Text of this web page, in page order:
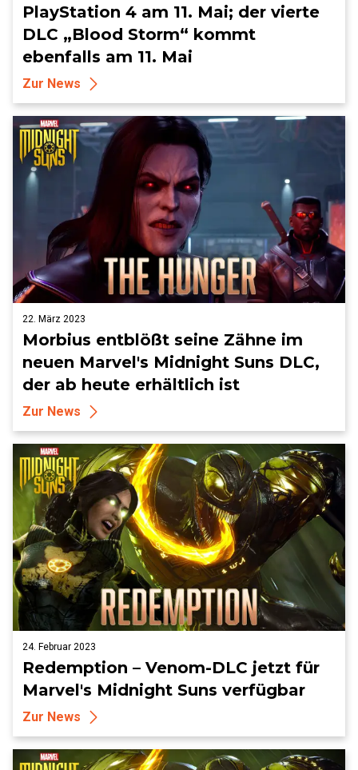
PlayStation 4 am 11. Mai; der vierte
DLC „Blood Storm“ kommt
ebenfalls am 11. Mai
Zur News
22. März 2023
Morbius entblößt seine Zähne im
neuen Marvel's Midnight Suns DLC,
der ab heute erhältlich ist
Zur News
24. Februar 2023
Redemption – Venom-DLC jetzt für
Marvel's Midnight Suns verfügbar
Zur News